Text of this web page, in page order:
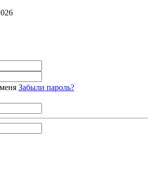
Забыли пароль?